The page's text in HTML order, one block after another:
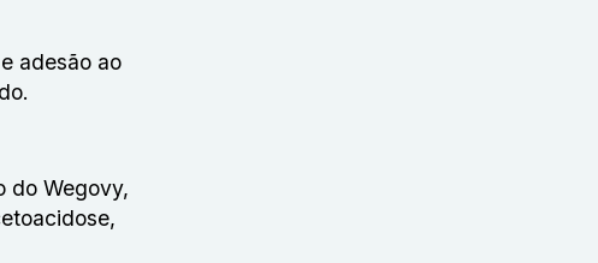
adesão ao
do Wegovy,